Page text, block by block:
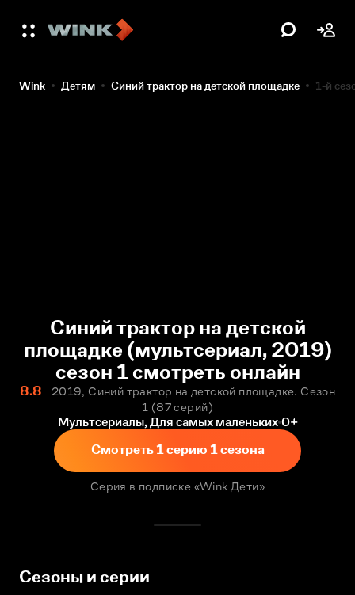
Wink Детям Синий трактор на детской площадке 1-й
Синий трактор на детской
площадке (мультсериал, 2019)
сезон 1 смотреть онлайн
8.8
2019, Синий трактор на детской площадке. Сезон
1
87 серий
Мультсериалы, Для самых маленьких 0+
Смотреть 1 серию 1 сезона
Серия в подписке «Wink Дети»
Сезоны и серии